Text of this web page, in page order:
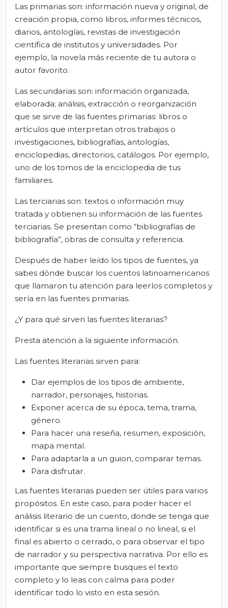
Las primarias son: información nueva y original, de
creación propia, como libros, informes técnicos,
diarios, antologías, revistas de investigación
científica de institutos y universidades. Por
ejemplo, la novela más reciente de tu autora o
autor favorito.
Las secundarias son: información organizada,
elaborada; análisis, extracción o reorganización
que se sirve de las fuentes primarias: libros o
artículos que interpretan otros trabajos o
investigaciones, bibliografías, antologías,
enciclopedias, directorios, catálogos. Por ejemplo,
uno de los tomos de la enciclopedia de tus
familiares.
Las terciarias son: textos o información muy
tratada y obtienen su información de las fuentes
terciarias. Se presentan como “bibliografías de
bibliografía”, obras de consulta y referencia.
Después de haber leído los tipos de fuentes, ya
sabes dónde buscar los cuentos latinoamericanos
que llamaron tu atención para leerlos completos y
sería en las fuentes primarias.
¿Y para qué sirven las fuentes literarias?
Presta atención a la siguiente información.
Las fuentes literarias sirven para:
Dar ejemplos de los tipos de ambiente,
narrador, personajes, historias.
Exponer acerca de su época, tema, trama,
género.
Para hacer una reseña, resumen, exposición,
mapa mental.
Para adaptarla a un guion, comparar temas.
Para disfrutar.
Las fuentes literarias pueden ser útiles para varios
propósitos. En este caso, para poder hacer el
análisis literario de un cuento, donde se tenga que
identificar si es una trama lineal o no lineal, si el
final es abierto o cerrado, o para observar el tipo
de narrador y su perspectiva narrativa. Por ello es
importante que siempre busques el texto
completo y lo leas con calma para poder
identificar todo lo visto en esta sesión.